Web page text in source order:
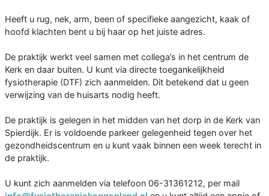
Heeft u rug, nek, arm, been of specifieke aangezicht, kaak of
hoofd klachten bent u bij haar op het juiste adres.
De praktijk werkt veel samen met collega’s in het centrum de
Kerk en daar buiten. U kunt via directe toegankelijkheid
fysiotherapie (DTF) zich aanmelden. Dit betekend dat u geen
verwijzing van de huisarts nodig heeft.
De praktijk is gelegen in het midden van het dorp in de Kerk van
Spierdijk. Er is voldoende parkeer gelegenheid tegen over het
gezondheidscentrum en u kunt vaak binnen een week terecht in
de praktijk.
U kunt zich aanmelden via telefoon 06-31361212, per mail